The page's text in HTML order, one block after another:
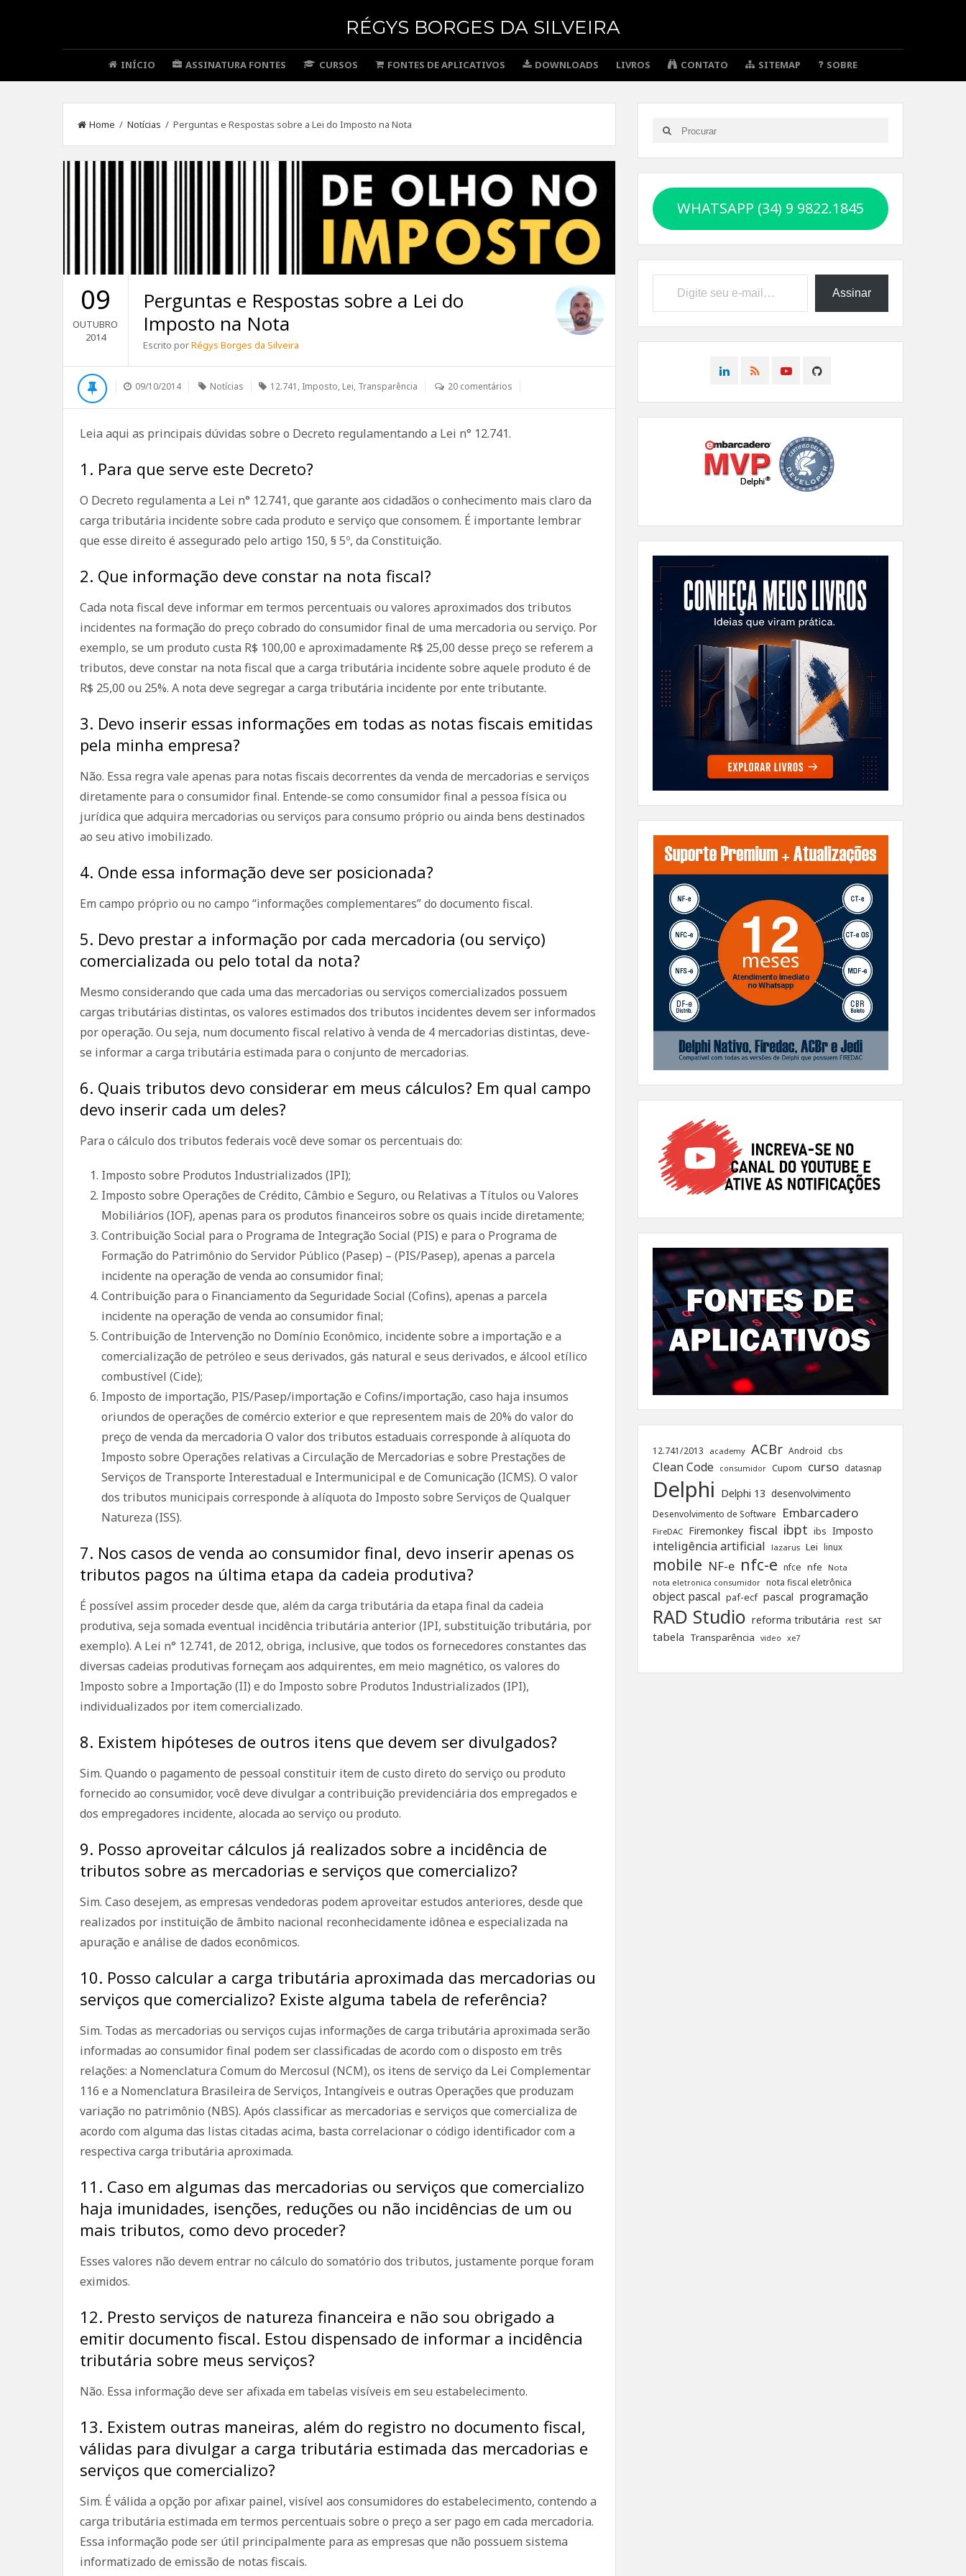
RÉGYS BORGES DA SILVEIRA
INÍCIO ASSINATURA FONTES CURSOS FONTES DE APLICATIVOS DOWNLOADS LIVROS CONTATO SITEMAP SOBRE
Home / Notícias / Perguntas e Respostas sobre a Lei do Imposto na Nota
09
OUTUBRO
2014
Perguntas e Respostas sobre a Lei do
Imposto na Nota
Escrito porRégys Borges da Silveira
09/10/2014 Notícias 12.741 , Imposto, Lei, Transparência 20 comentários
Leia aqui as principais dúvidas sobre o Decreto regulamentando a Lei n° 12.741.
1. Para que serve este Decreto?
O Decreto regulamenta a Lei n° 12.741, que garante aos cidadãos o conhecimento mais claro da
carga tributária incidente sobre cada produto e serviço que consomem. É importante lembrar
que esse direito é assegurado pelo artigo 150, § 5º, da Constituição.
2. Que informação deve constar na nota fiscal?
Cada nota fiscal deve informar em termos percentuais ou valores aproximados dos tributos
incidentes na formação do preço cobrado do consumidor final de uma mercadoria ou serviço. Por
exemplo, se um produto custa R$ 100,00 e aproximadamente R$ 25,00 desse preço se referem a
tributos, deve constar na nota fiscal que a carga tributária incidente sobre aquele produto é de
R$ 25,00 ou 25%. A nota deve segregar a carga tributária incidente por ente tributante.
3. Devo inserir essas informações em todas as notas fiscais emitidas
pela minha empresa?
Não. Essa regra vale apenas para notas fiscais decorrentes da venda de mercadorias e serviços
diretamente para o consumidor final. Entende-se como consumidor final a pessoa física ou
jurídica que adquira mercadorias ou serviços para consumo próprio ou ainda bens destinados
ao seu ativo imobilizado.
4. Onde essa informação deve ser posicionada?
Em campo próprio ou no campo “informações complementares” do documento fiscal.
5. Devo prestar a informação por cada mercadoria (ou serviço)
comercializada ou pelo total da nota?
Mesmo considerando que cada uma das mercadorias ou serviços comercializados possuem
cargas tributárias distintas, os valores estimados dos tributos incidentes devem ser informados
por operação. Ou seja, num documento fiscal relativo à venda de 4 mercadorias distintas, deve-
se informar a carga tributária estimada para o conjunto de mercadorias.
6. Quais tributos devo considerar em meus cálculos? Em qual campo
devo inserir cada um deles?
Para o cálculo dos tributos federais você deve somar os percentuais do:
Imposto sobre Produtos Industrializados (IPI);
Imposto sobre Operações de Crédito, Câmbio e Seguro, ou Relativas a Títulos ou Valores
Mobiliários (IOF), apenas para os produtos financeiros sobre os quais incide diretamente;
Contribuição Social para o Programa de Integração Social (PIS) e para o Programa de
Formação do Patrimônio do Servidor Público (Pasep) – (PIS/Pasep), apenas a parcela
incidente na operação de venda ao consumidor final;
Contribuição para o Financiamento da Seguridade Social (Cofins), apenas a parcela
incidente na operação de venda ao consumidor final;
Contribuição de Intervenção no Domínio Econômico, incidente sobre a importação e a
comercialização de petróleo e seus derivados, gás natural e seus derivados, e álcool etílico
combustível (Cide);
Imposto de importação, PIS/Pasep/importação e Cofins/importação, caso haja insumos
oriundos de operações de comércio exterior e que representem mais de 20% do valor do
preço de venda da mercadoria O valor dos tributos estaduais corresponde à alíquota do
Imposto sobre Operações relativas a Circulação de Mercadorias e sobre Prestações de
Serviços de Transporte Interestadual e Intermunicipal e de Comunicação (ICMS). O valor
dos tributos municipais corresponde à alíquota do Imposto sobre Serviços de Qualquer
Natureza (ISS).
7. Nos casos de venda ao consumidor final, devo inserir apenas os
tributos pagos na última etapa da cadeia produtiva?
É possível assim proceder desde que, além da carga tributária da etapa final da cadeia
produtiva, seja somada eventual incidência tributária anterior (IPI, substituição tributária, por
exemplo). A Lei n° 12.741, de 2012, obriga, inclusive, que todos os fornecedores constantes das
diversas cadeias produtivas forneçam aos adquirentes, em meio magnético, os valores do
Imposto sobre a Importação (II) e do Imposto sobre Produtos Industrializados (IPI),
individualizados por item comercializado.
8. Existem hipóteses de outros itens que devem ser divulgados?
Sim. Quando o pagamento de pessoal constituir item de custo direto do serviço ou produto
fornecido ao consumidor, você deve divulgar a contribuição previdenciária dos empregados e
dos empregadores incidente, alocada ao serviço ou produto.
9. Posso aproveitar cálculos já realizados sobre a incidência de
tributos sobre as mercadorias e serviços que comercializo?
Sim. Caso desejem, as empresas vendedoras podem aproveitar estudos anteriores, desde que
realizados por instituição de âmbito nacional reconhecidamente idônea e especializada na
apuração e análise de dados econômicos.
10. Posso calcular a carga tributária aproximada das mercadorias ou
serviços que comercializo? Existe alguma tabela de referência?
Sim. Todas as mercadorias ou serviços cujas informações de carga tributária aproximada serão
informadas ao consumidor final podem ser classificadas de acordo com o disposto em três
relações: a Nomenclatura Comum do Mercosul (NCM), os itens de serviço da Lei Complementar
116 e a Nomenclatura Brasileira de Serviços, Intangíveis e outras Operações que produzam
variação no patrimônio (NBS). Após classificar as mercadorias e serviços que comercializa de
acordo com alguma das listas citadas acima, basta correlacionar o código identificador com a
respectiva carga tributária aproximada.
11. Caso em algumas das mercadorias ou serviços que comercializo
haja imunidades, isenções, reduções ou não incidências de um ou
mais tributos, como devo proceder?
Esses valores não devem entrar no cálculo do somatório dos tributos, justamente porque foram
eximidos.
12. Presto serviços de natureza financeira e não sou obrigado a
emitir documento fiscal. Estou dispensado de informar a incidência
tributária sobre meus serviços?
Não. Essa informação deve ser afixada em tabelas visíveis em seu estabelecimento.
13. Existem outras maneiras, além do registro no documento fiscal,
válidas para divulgar a carga tributária estimada das mercadorias e
serviços que comercializo?
Sim. É válida a opção por afixar painel, visível aos consumidores do estabelecimento, contendo a
carga tributária estimada em termos percentuais sobre o preço a ser pago em cada mercadoria.
Essa informação pode ser útil principalmente para as empresas que não possuem sistema
informatizado de emissão de notas fiscais.
Search
for:
Search
WHATSAPP (34) 9 9822.1845
Digite seu e-mail…
Assinar
CONNECT
LINKEDIN
CONNECT
RSS
CONNECT
YOUTUBEGITHUB
12.741/2013 academy ACBr Android cbs
Clean Code consumidor Cupom curso datasnap
Delphi Delphi 13 desenvolvimento
Desenvolvimento de Software Embarcadero
FireDAC Firemonkey fiscal ibpt ibs Imposto
inteligência artificial lazarus Lei linux
mobile NF-e nfc-e nfce nfe Nota
nota eletronica consumidor nota fiscal eletrônica
object pascal paf-ecf pascal programação
RAD Studio reforma tributária rest SAT
tabela Transparência video xe7